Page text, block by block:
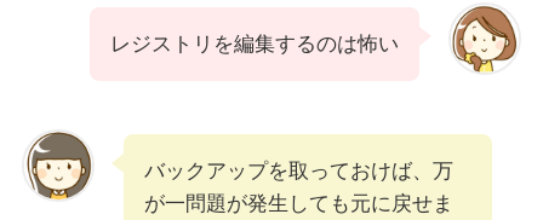
レジストリを編集するのは怖い
バックアップを取っておけば、万
が一問題が発生しても元に戻せま